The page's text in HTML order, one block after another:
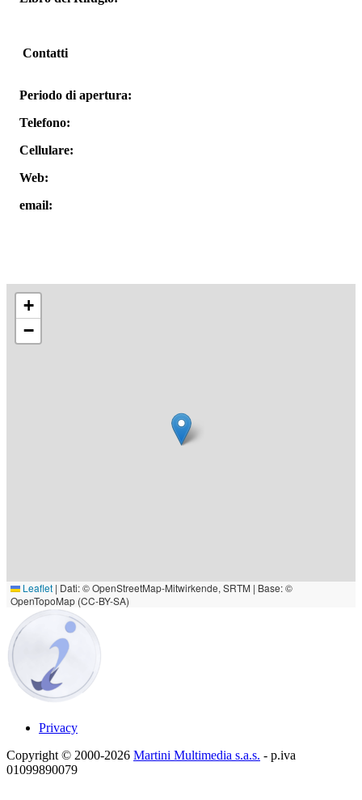
Contatti
Periodo di apertura:
Telefono:
Cellulare:
Web:
email:
+
−
Leaflet | Dati: © OpenStreetMap-Mitwirkende, SRTM | Base: ©
OpenTopoMap (CC-BY-SA)
Privacy
Copyright © 2000-2026 Martini Multimedia s.a.s. - p.iva
01099890079